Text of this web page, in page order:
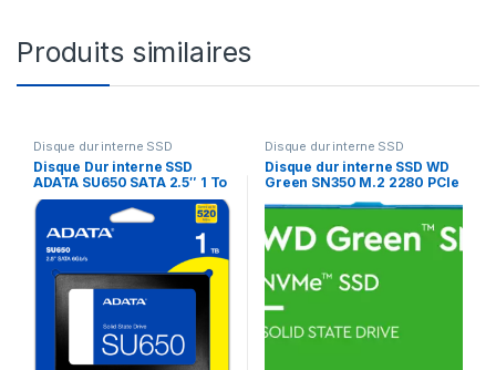
Produits similaires
Disque dur interne SSD
Disque Dur interne SSD
ADATA SU650 SATA 2.5″ 1 To
(ASU650SS-1TT-R)
Disque dur interne SSD
Disque dur interne SSD WD
Green SN350 M.2 2280 PCIe
Go (WDS480G2G0C-
00AJM0)